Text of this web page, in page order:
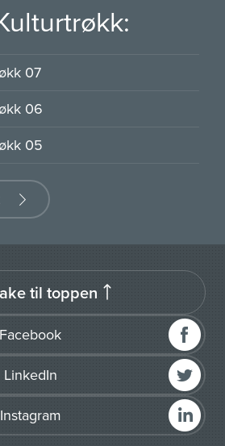
07
06
05
Facebook
LinkedIn
Instagram
til toppen